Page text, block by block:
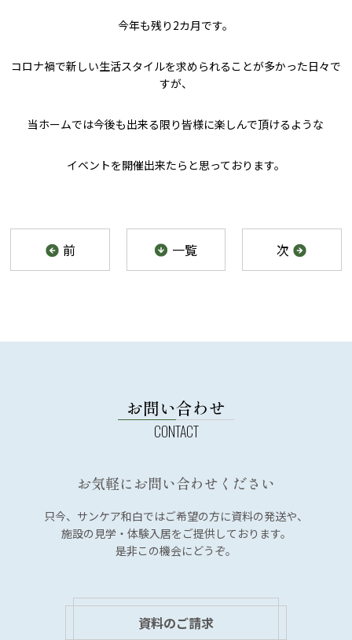
今年も残り2カ月です。
コロナ禍で新しい生活スタイルを求められることが多かった日々で
すが、
当ホームでは今後も出来る限り皆様に楽しんで頂けるような
イベントを開催出来たらと思っております。
前 一覧 次
お問い合わせ
お気軽にお問い合わせください
只今、サンケア和白ではご希望の方に資料の発送や、
施設の見学・体験入居をご提供しております。
是非この機会にどうぞ。
資料のご請求